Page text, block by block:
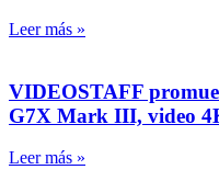
Leer más »
VIDEOSTAFF
G7X Mark III, video
Leer más »